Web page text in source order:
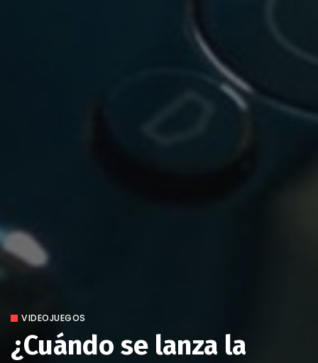
VIDEOJUEGOS
¿Cuándo se lanza la